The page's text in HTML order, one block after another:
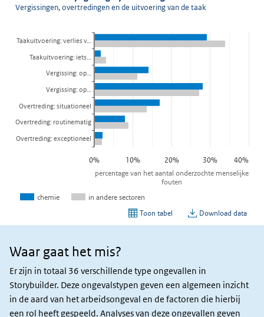
het
mis?
Waar gaat het mis?
Er zijn in totaal 36 verschillende type ongevallen in
Storybuilder. Deze ongevalstypen geven een algemeen inzicht
in de aard van het arbeidsongeval en de factoren die hierbij
een rol heeft gespeeld. Analyses van deze ongevallen geven